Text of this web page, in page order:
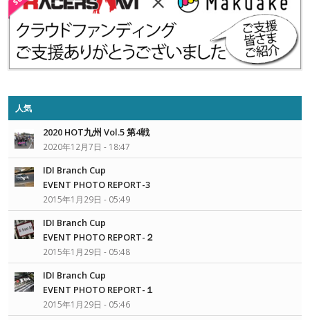
人気
2020 HOT九州 Vol.5 第4戦
2020年12月7日 - 18:47
IDI Branch Cup
EVENT PHOTO REPORT-3
2015年1月29日 - 05:49
IDI Branch Cup
EVENT PHOTO REPORT-２
2015年1月29日 - 05:48
IDI Branch Cup
EVENT PHOTO REPORT-１
2015年1月29日 - 05:46